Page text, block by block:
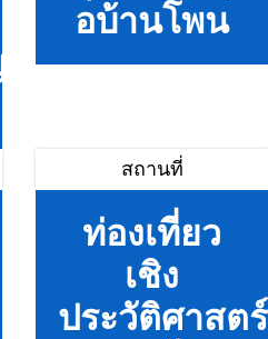
อบ้านโพน
สถานที่
ท่องเที่ยว
เชิง
ประวัติศาสตร์